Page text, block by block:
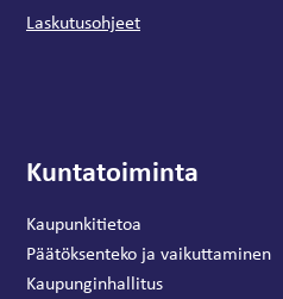
Laskutusohjeet
Kuntatoiminta
Kaupunkitietoa
Päätöksenteko ja vaikuttaminen
Kaupunginhallitus